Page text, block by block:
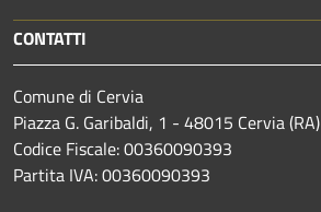
CONTATTI
Comune di Cervia
Piazza G. Garibaldi, 1 - 48015 Cervia (RA)
Codice Fiscale: 00360090393
Partita IVA: 00360090393